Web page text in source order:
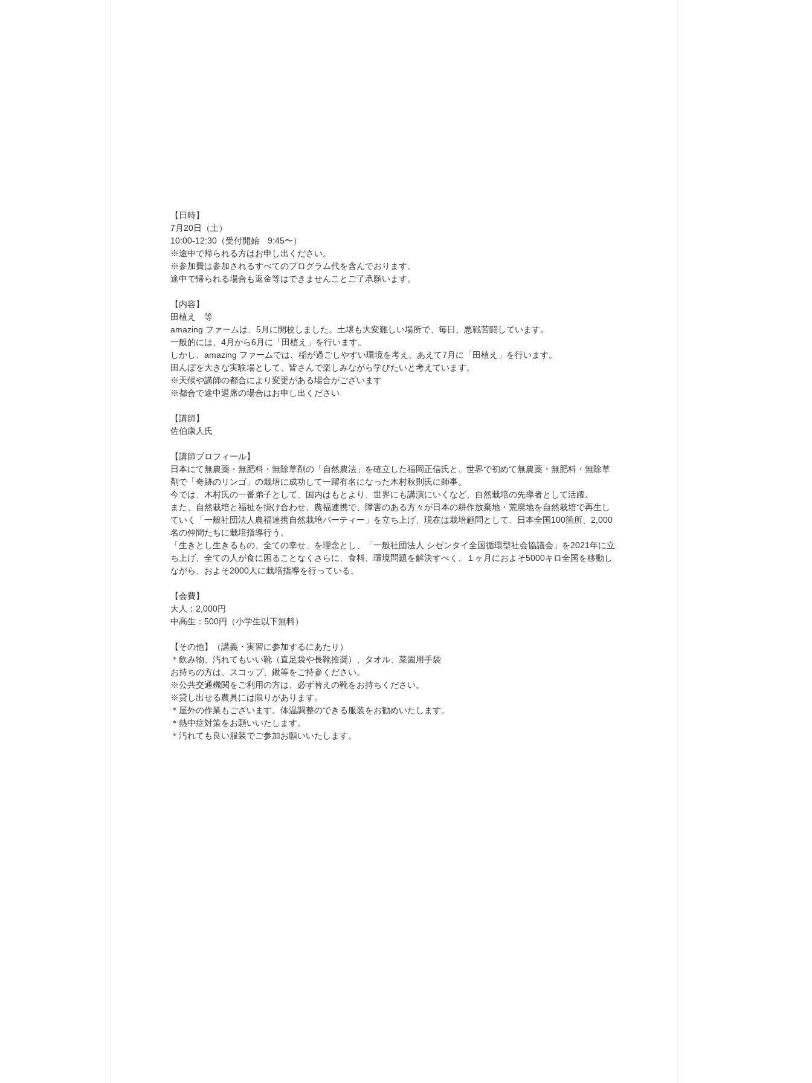
【日時】
7月20日（土）
10:00-12:30（受付開始　9:45〜）
※途中で帰られる方はお申し出ください。
※参加費は参加されるすべてのプログラム代を含んでおります。
途中で帰られる場合も返金等はできませんことご了承願います。
【内容】
田植え　等
amazing ファームは、5月に開校しました。土壌も大変難しい場所で、毎日、悪戦苦闘しています。
一般的には、4月から6月に「田植え」を行います。
しかし、amazing ファームでは、稲が過ごしやすい環境を考え、あえて7月に「田植え」を行います。
田んぼを大きな実験場として、皆さんで楽しみながら学びたいと考えています。
※天候や講師の都合により変更がある場合がございます
※都合で途中退席の場合はお申し出ください
【講師】
佐伯康人氏
【講師プロフィール】
日本にて無農薬・無肥料・無除草剤の「自然農法」を確立した福岡正信氏と、世界で初めて無農薬・無肥料・無除草
剤で「奇跡のリンゴ」の栽培に成功して一躍有名になった木村秋則氏に師事。
今では、木村氏の一番弟子として、国内はもとより、世界にも講演にいくなど、自然栽培の先導者として活躍。
また、自然栽培と福祉を掛け合わせ、農福連携で、障害のある方々が日本の耕作放棄地・荒廃地を自然栽培で再生し
ていく「一般社団法人農福連携自然栽培パーティー」を立ち上げ、現在は栽培顧問として、日本全国100箇所、2,000
名の仲間たちに栽培指導行う。
「生きとし生きるもの、全ての幸せ」を理念とし、「一般社団法人 シゼンタイ全国循環型社会協議会」を2021年に立
ち上げ、全ての人が食に困ることなくさらに、食料、環境問題を解決すべく、１ヶ月におよそ5000キロ全国を移動し
ながら、およそ2000人に栽培指導を行っている。
【会費】
大人：2,000円
中高生：500円（小学生以下無料）
【その他】（講義・実習に参加するにあたり）
＊飲み物、汚れてもいい靴（直足袋や長靴推奨）、タオル、菜園用手袋
お持ちの方は、スコップ、鍬等をご持参ください。
※公共交通機関をご利用の方は、必ず替えの靴をお持ちください。
※貸し出せる農具には限りがあります。
＊屋外の作業もございます。体温調整のできる服装をお勧めいたします。
＊熱中症対策をお願いいたします。
＊汚れても良い服装でご参加お願いいたします。